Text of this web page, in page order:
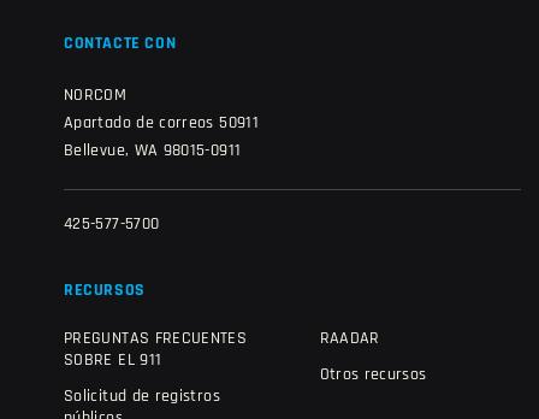
CONTACTE CON
NORCOM
Apartado de correos 50911
Bellevue, WA 98015-0911
425-577-5700
RECURSOS
PREGUNTAS FRECUENTES
SOBRE EL 911
Solicitud de registros
RAADAR
Otros recursos